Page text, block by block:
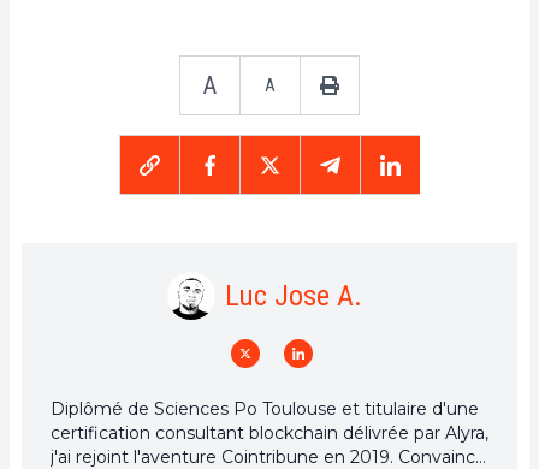
A A
Luc Jose A.
Diplômé de Sciences Po Toulouse et titulaire d'une
certification consultant blockchain délivrée par Alyra,
j'ai rejoint l'aventure Cointribune en 2019. Convaincu